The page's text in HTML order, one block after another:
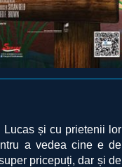
și cu prietenii lor
a vedea cine e de
pricepuți, dar și de